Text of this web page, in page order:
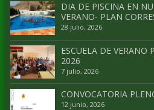
DIA DE PISCINA EN
VERANO- PLAN
28 julio, 2026
ESCUELA DE VERANO
2026
7 julio, 2026
CONVOCATORIA
12 junio, 2026